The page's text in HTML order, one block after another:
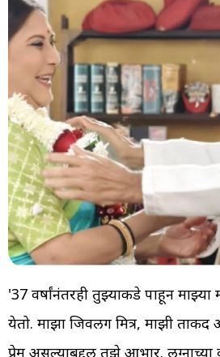
'37 वर्षांनंतरही तुझ्याकडे पाहून
येतो. माझा जिवलग मित्र, माझी
प्रेम असल्याबद्दल तुझे आभार.